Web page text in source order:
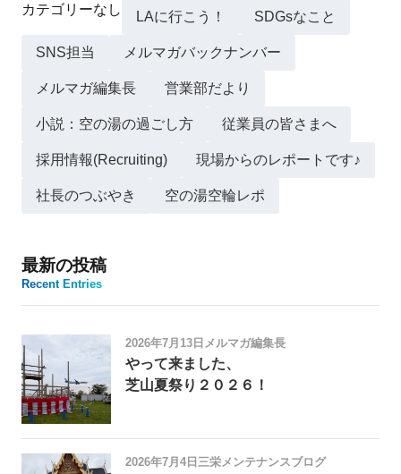
カテゴリーなし LAに行こう！ SDGsなこと
SNS担当 メルマガバックナンバー
メルマガ編集長 営業部だより
小説：空の湯の過ごし方 従業員の皆さまへ
採用情報(Recruiting) 現場からのレポートです♪
社長のつぶやき 空の湯空輪レポ
最新の投稿
Recent Entries
2026年7月13日 メルマガ編集長
やって来ました、
芝山夏祭り２０２６！
2026年7月4日 三栄メンテナンスブログ